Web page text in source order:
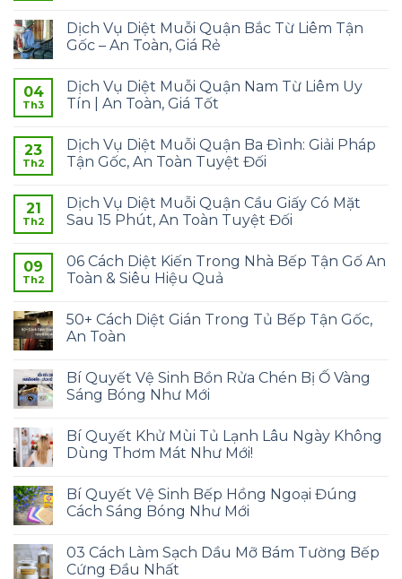
Dịch Vụ Diệt Muỗi Quận Bắc Từ Liêm Tận
Gốc – An Toàn, Giá Rẻ
04
Th3
Dịch Vụ Diệt Muỗi Quận Nam Từ Liêm Uy
Tín | An Toàn, Giá Tốt
23
Th2
Dịch Vụ Diệt Muỗi Quận Ba Đình: Giải Pháp
Tận Gốc, An Toàn Tuyệt Đối
21
Th2
Dịch Vụ Diệt Muỗi Quận Cầu Giấy Có Mặt
Sau 15 Phút, An Toàn Tuyệt Đối
09
Th2
06 Cách Diệt Kiến Trong Nhà Bếp Tận Gố An
Toàn & Siêu Hiệu Quả
50+ Cách Diệt Gián Trong Tủ Bếp Tận Gốc,
An Toàn
Bí Quyết Vệ Sinh Bồn Rửa Chén Bị Ố Vàng
Sáng Bóng Như Mới
Bí Quyết Khử Mùi Tủ Lạnh Lâu Ngày Không
Dùng Thơm Mát Như Mới!
Bí Quyết Vệ Sinh Bếp Hồng Ngoại Đúng
Cách Sáng Bóng Như Mới
03 Cách Làm Sạch Dầu Mỡ Bám Tường Bếp
Cứng Đầu Nhất